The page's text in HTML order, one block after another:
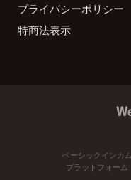
プライバシーポリシー
特商法表示
ベーシックインカム
プラットフォーム